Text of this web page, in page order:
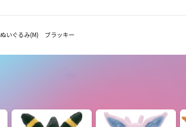
ぬいぐるみ(M) ブラッキー